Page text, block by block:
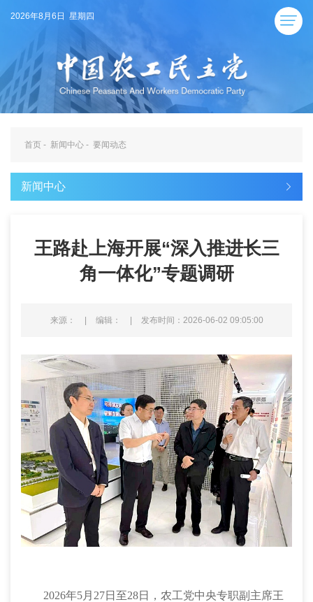
2026年8月6日 星期四
首页 - 新闻中心 - 要闻动态
新闻中心
王路赴上海开展“深入推进长三
角一体化”专题调研
来源： | 编辑： | 发布时间：2026-06-02 09:05:00
2026年5月27日至28日，农工党中央专职副主席王